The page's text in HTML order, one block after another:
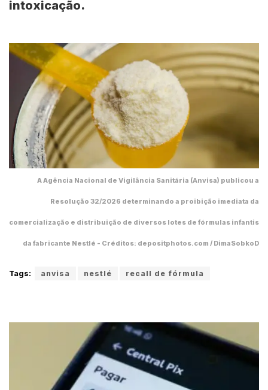
intoxicação.
A Agência Nacional de Vigilância Sanitária (Anvisa) publicou a
Resolução 32/2026 determinando a proibição imediata da
comercialização e distribuição de diversos lotes de fórmulas infantis
da fabricante Nestlé - Créditos: depositphotos.com / DimaSobkoD
Tags: anvisa nestlé recall de fórmula